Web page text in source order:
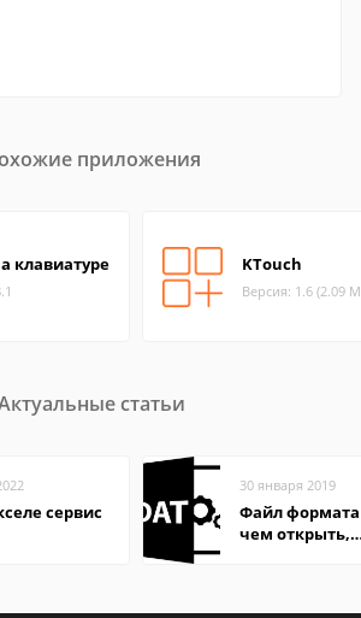
приложения
клавиатуре KTouch
Версия: 1.6 (2.09
статьи
сервис
30 января 2019
Файл формата
чем открыть,